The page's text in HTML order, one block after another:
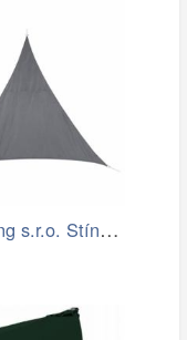
Axin Trading s.r.o. Stínící plachta…